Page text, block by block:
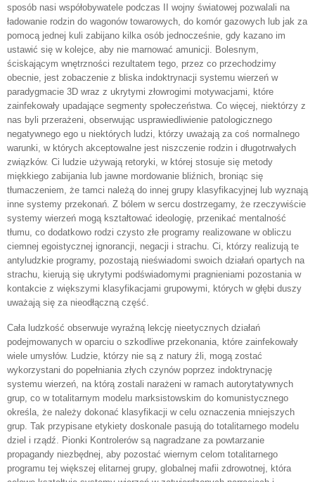
sposób nasi współobywatele podczas II wojny światowej pozwalali na
ładowanie rodzin do wagonów towarowych, do komór gazowych lub jak za
pomocą jednej kuli zabijano kilka osób jednocześnie, gdy kazano im
ustawić się w kolejce, aby nie marnować amunicji. Bolesnym,
ściskającym wnętrzności rezultatem tego, przez co przechodzimy
obecnie, jest zobaczenie z bliska indoktrynacji systemu wierzeń w
paradygmacie 3D wraz z ukrytymi złowrogimi motywacjami, które
zainfekowały upadające segmenty społeczeństwa. Co więcej, niektórzy z
nas byli przerażeni, obserwując usprawiedliwienie patologicznego
negatywnego ego u niektórych ludzi, którzy uważają za coś normalnego
warunki, w których akceptowalne jest niszczenie rodzin i długotrwałych
związków. Ci ludzie używają retoryki, w której stosuje się metody
miękkiego zabijania lub jawne mordowanie bliźnich, broniąc się
tłumaczeniem, że tamci należą do innej grupy klasyfikacyjnej lub wyznają
inne systemy przekonań. Z bólem w sercu dostrzegamy, że rzeczywiście
systemy wierzeń mogą kształtować ideologię, przenikać mentalność
tłumu, co dodatkowo rodzi czysto złe programy realizowane w obliczu
ciemnej egoistycznej ignorancji, negacji i strachu. Ci, którzy realizują te
antyludzkie programy, pozostają nieświadomi swoich działań opartych na
strachu, kierują się ukrytymi podświadomymi pragnieniami pozostania w
kontakcie z większymi klasyfikacjami grupowymi, których w głębi duszy
uważają się za nieodłączną część.
Cała ludzkość obserwuje wyraźną lekcję nieetycznych działań
podejmowanych w oparciu o szkodliwe przekonania, które zainfekowały
wiele umysłów. Ludzie, którzy nie są z natury źli, mogą zostać
wykorzystani do popełniania złych czynów poprzez indoktrynację
systemu wierzeń, na którą zostali narażeni w ramach autorytatywnych
grup, co w totalitarnym modelu marksistowskim do komunistycznego
określa, że należy dokonać klasyfikacji w celu oznaczenia mniejszych
grup. Tak przypisane etykiety doskonale pasują do totalitarnego modelu
dziel i rządź. Pionki Kontrolerów są nagradzane za powtarzanie
propagandy niezbędnej, aby pozostać wiernym celom totalitarnego
programu tej większej elitarnej grupy, globalnej mafii zdrowotnej, która